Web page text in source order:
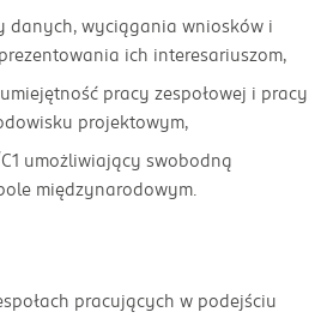
danych, wyciągania wniosków i
ich interesariuszom,
pracy zespołowej i pracy
projektowym,
umożliwiający swobodną
międzynarodowym.
pracujących w podejściu